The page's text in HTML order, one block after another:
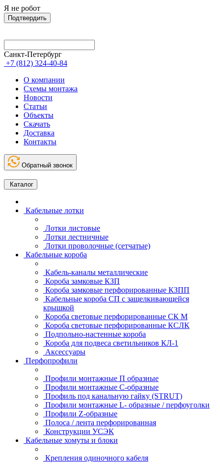
Я не робот
Подтвердить
Санкт-Петербург
+7 (812) 324-40-84
О компании
Схемы монтажа
Новости
Статьи
Объекты
Скачать
Доставка
Контакты
Обратный звонок
Каталог
Кабельные лотки
Лотки листовые
Лотки лестничные
Лотки проволочные (сетчатые)
Кабельные короба
Кабель-каналы металлические
Короба замковые КЗП
Короба замковые перфорированные КЗПП
Кабельные короба СП с защелкивающейся
крышкой
Короба световые перфорированные СК М
Короба световые перфорированные КСЛК
Подпольно-настенные короба
Короба для подвеса светильников КЛ-1
Аксессуары
Перфопрофили
Профили монтажные П образные
Профили монтажные C-образные
Профиль под канальную гайку (STRUT)
Профили монтажные L- образные / перфоуголки
Профили Z-образные
Полоса / лента перфорированная
Конструкции УСЭК
Кабельные хомуты и блоки
Крепления одиночного кабеля